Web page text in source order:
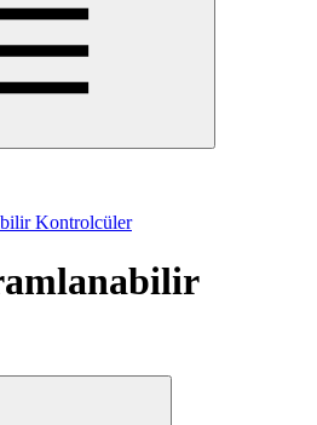
Kontrolcüler